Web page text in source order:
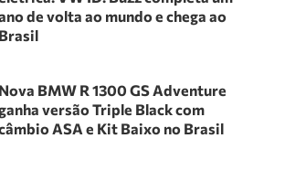
de volta ao mundo e chega ao
Brasil
Nova BMW R 1300 GS Adventure
versão Triple Black com
ASA e Kit Baixo no Brasil